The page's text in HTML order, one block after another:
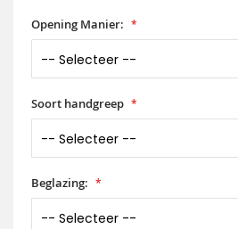
Opening Manier:
Soort handgreep
Beglazing: